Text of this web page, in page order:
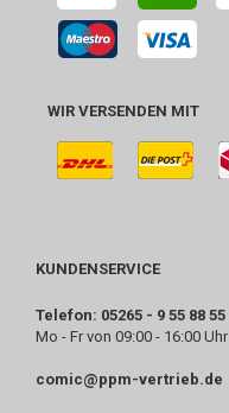
WIR VERSENDEN MIT
KUNDENSERVICE
Telefon: 05265 - 9 55 88 55
Mo - Fr von 09:00 - 16:00 Uhr
comic@ppm-vertrieb.de